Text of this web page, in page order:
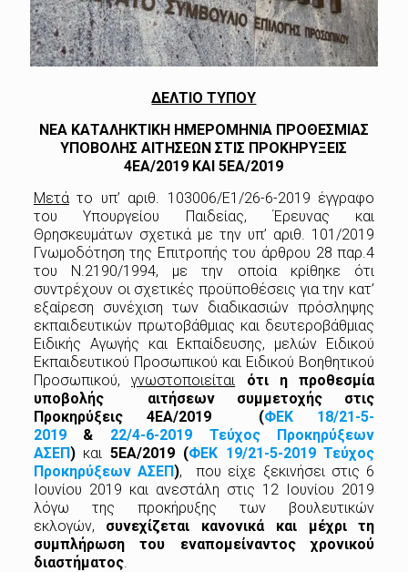
ΔΕΛΤΙΟ ΤΥΠΟΥ
ΝΕΑ ΚΑΤΑΛΗΚΤΙΚΗ ΗΜΕΡΟΜΗΝΙΑ ΠΡΟΘΕΣΜΙΑΣ
ΥΠΟΒΟΛΗΣ ΑΙΤΗΣΕΩΝ ΣΤΙΣ ΠΡΟΚΗΡΥΞΕΙΣ
4ΕΑ/2019 ΚΑΙ 5ΕΑ/2019
Μετάτο υπ’ αριθ. 103006/Ε1/26-6-2019 έγγραφο
του Υπουργείου Παιδείας, Έρευνας και
Θρησκευμάτων σχετικά με την υπ’ αριθ. 101/2019
Γνωμοδότηση της Επιτροπής του άρθρου 28 παρ.4
του Ν.2190/1994, με την οποία κρίθηκε ότι
συντρέχουν οι σχετικές προϋποθέσεις για την κατ’
εξαίρεση συνέχιση των διαδικασιών πρόσληψης
εκπαιδευτικών πρωτοβάθμιας και δευτεροβάθμιας
Ειδικής Αγωγής και Εκπαίδευσης, μελών Ειδικού
Εκπαιδευτικού Προσωπικού και Ειδικού Βοηθητικού
Προσωπικού,γνωστοποιείται
ότι η προθεσμία
υποβολής αιτήσεων συμμετοχής στις
Προκηρύξεις 4ΕΑ/2019
(ΦΕΚ 18/21-5-
2019& 22/4-6-2019 Τεύχος Προκηρύξεων
ΑΣΕΠ)και5ΕΑ/2019 (ΦΕΚ 19/21-5-2019 Τεύχος
Προκηρύξεων ΑΣΕΠ), που είχε ξεκινήσει στις 6
Ιουνίου 2019 και ανεστάλη στις 12 Ιουνίου 2019
λόγω της προκήρυξης των βουλευτικών
εκλογών, συνεχίζεται κανονικά και μέχρι τη
συμπλήρωση του εναπομείναντος χρονικού
διαστήματος.